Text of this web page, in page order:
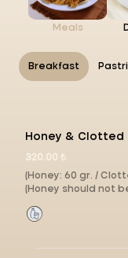
Meals
Breakfast
Honey & Clotted
320.00 ₺
(Honey: 60 gr. /
(Honey should not